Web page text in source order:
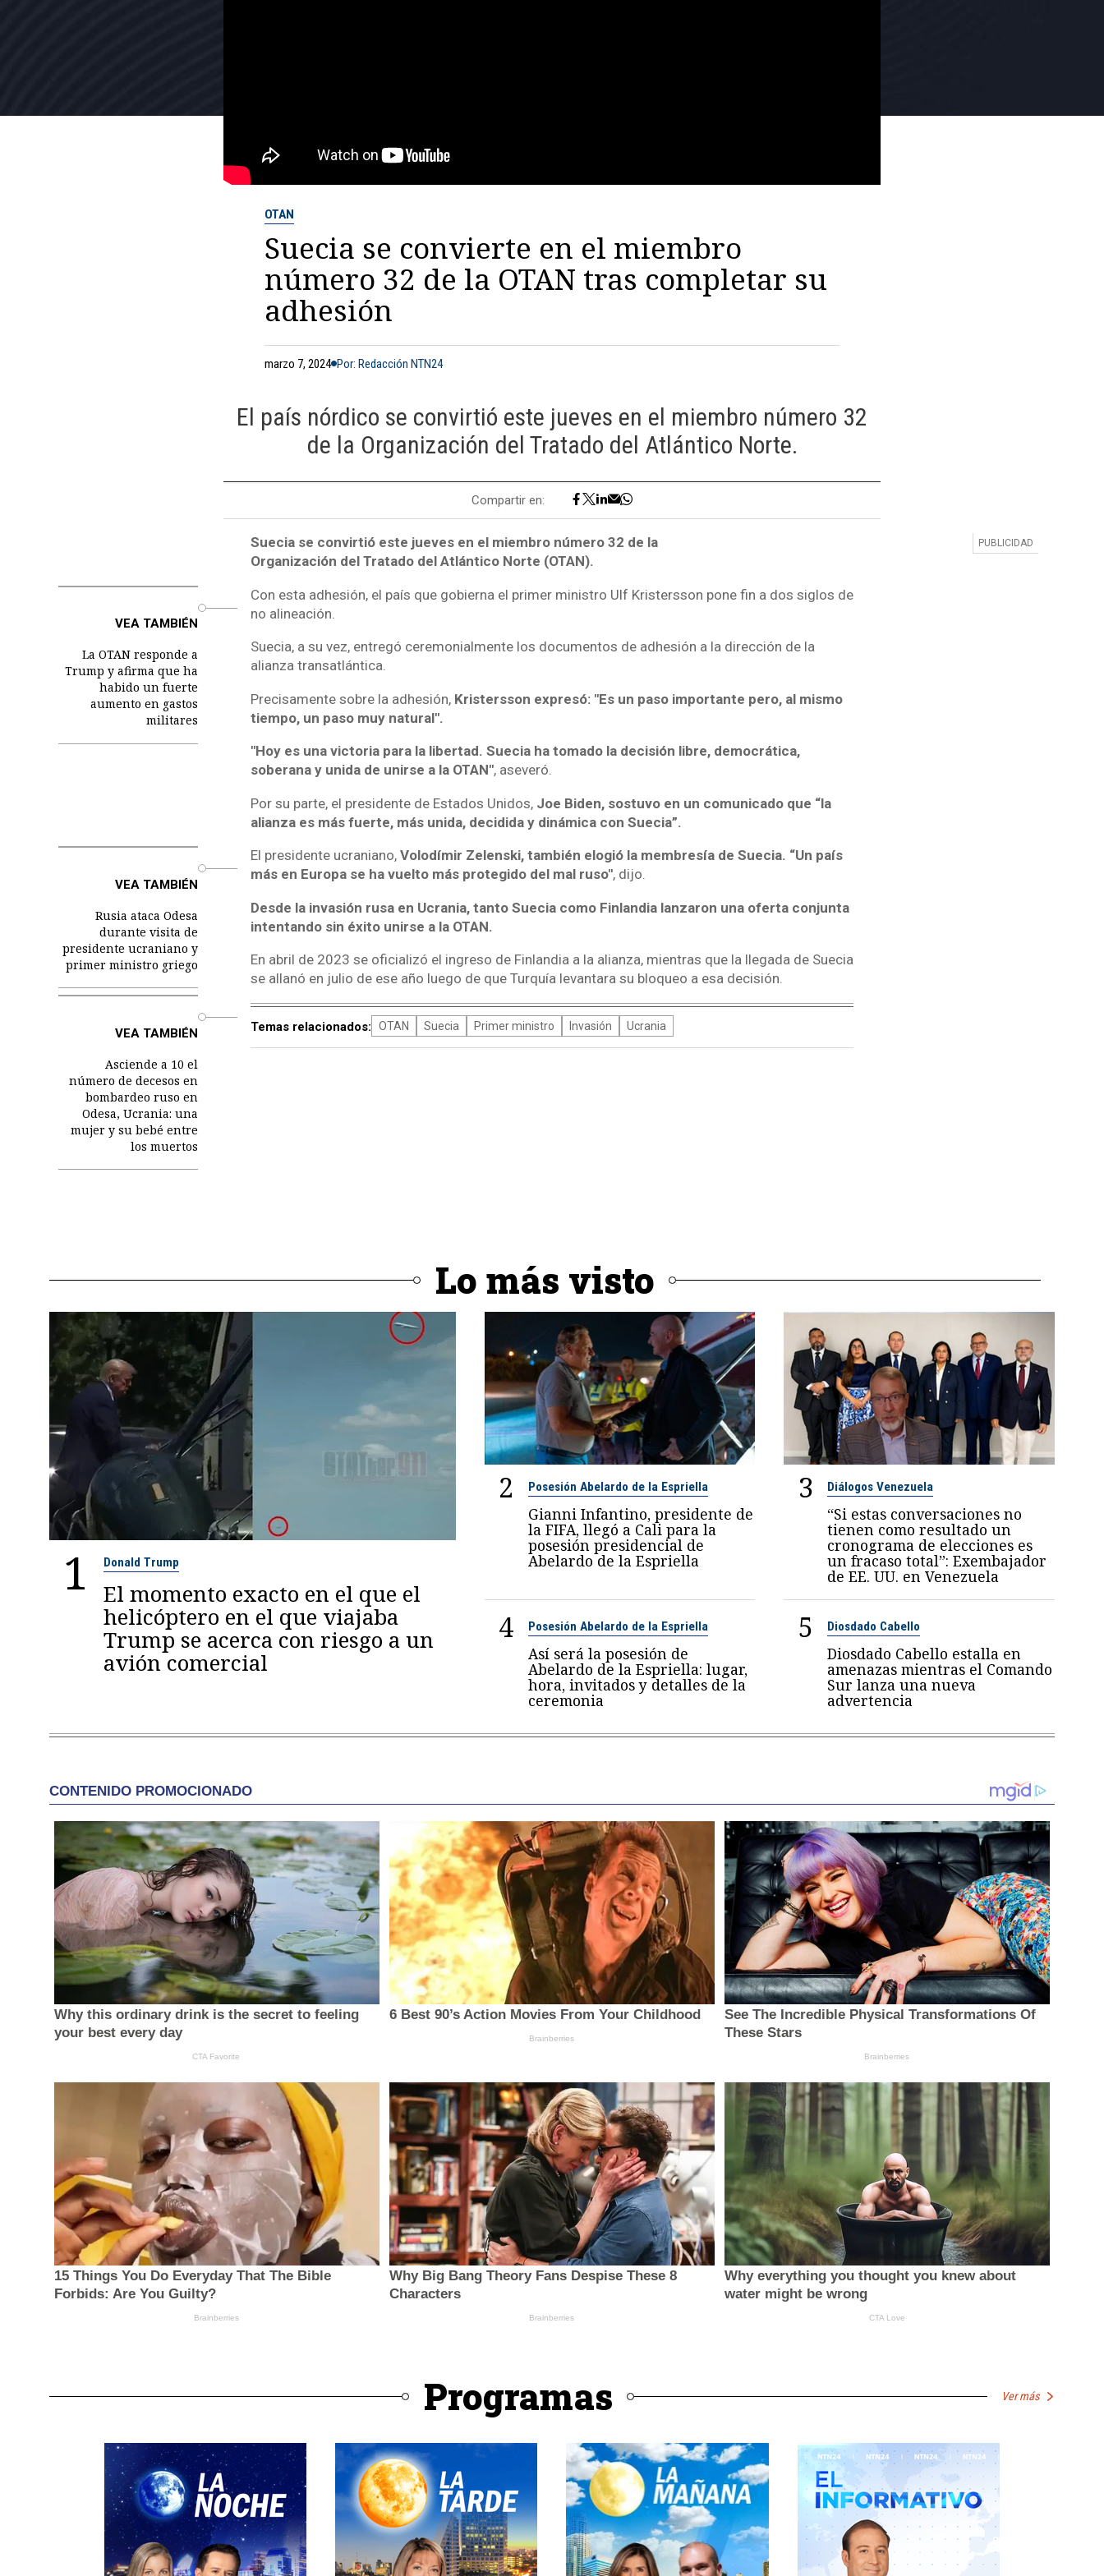
OTAN
Suecia se convierte en el miembro
número 32 de la OTAN tras completar su
adhesión
marzo 7, 2024 Por: Redacción NTN24
El país nórdico se convirtió este jueves en el miembro número 32
de la Organización del Tratado del Atlántico Norte.
Compartir en:
Suecia se convirtió este jueves en el miembro número 32 de la
Organización del Tratado del Atlántico Norte (OTAN).
VEA TAMBIÉN
La OTAN responde a
Trump y afirma que ha
habido un fuerte
aumento en gastos
militares
Con esta adhesión, el país que gobierna el primer ministro Ulf Kristersson pone fin a dos siglos de
no alineación.
Suecia, a su vez, entregó ceremonialmente los documentos de adhesión a la dirección de la
alianza transatlántica.
Precisamente sobre la adhesión, Kristersson expresó: "Es un paso importante pero, al mismo
tiempo, un paso muy natural".
"Hoy es una victoria para la libertad. Suecia ha tomado la decisión libre, democrática,
soberana y unida de unirse a la OTAN", aseveró.
Por su parte, el presidente de Estados Unidos,Joe Biden, sostuvo en un comunicado que “la
alianza es más fuerte, más unida, decidida y dinámica con Suecia”.
VEA TAMBIÉN
Rusia ataca Odesa
durante visita de
presidente ucraniano y
primer ministro griego
El presidente ucraniano,Volodímir Zelenski, también elogió la membresía de Suecia. “Un país
más en Europa se ha vuelto más protegido del mal ruso", dijo.
Desde la invasión rusa en Ucrania, tanto Suecia como Finlandia lanzaron una oferta conjunta
intentando sin éxito unirse a la OTAN.
VEA TAMBIÉN
Asciende a 10 el
número de decesos en
bombardeo ruso en
Odesa, Ucrania: una
mujer y su bebé entre
los muertos
En abril de 2023 se oficializó el ingreso de Finlandia a la alianza, mientras que la llegada de Suecia
se allanó en julio de ese año luego de que Turquía levantara su bloqueo a esa decisión.
Temas relacionados: OTAN Suecia Primer ministro Invasión Ucrania
Lo más visto
1 Donald Trump
El momento exacto en el que el
helicóptero en el que viajaba
Trump se acerca con riesgo a un
avión comercial
2 Posesión Abelardo de la Espriella
Gianni Infantino, presidente de
la FIFA, llegó a Cali para la
posesión presidencial de
Abelardo de la Espriella
3 Diálogos Venezuela
“Si estas conversaciones no
tienen como resultado un
cronograma de elecciones es
un fracaso total”: Exembajador
de EE. UU. en Venezuela
4 Posesión Abelardo de la Espriella
Así será la posesión de
Abelardo de la Espriella: lugar,
hora, invitados y detalles de la
ceremonia
5 Diosdado Cabello
Diosdado Cabello estalla en
amenazas mientras el Comando
Sur lanza una nueva
advertencia
Programas Ver más